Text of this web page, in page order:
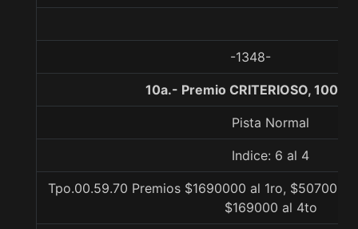
-1348-
10a.- Premio CRITERIOSO, 1000
Pista Normal
Indice: 6 al 4
Tpo.00.59.70 Premios $1690000 al 1ro, $507000
$169000 al 4to